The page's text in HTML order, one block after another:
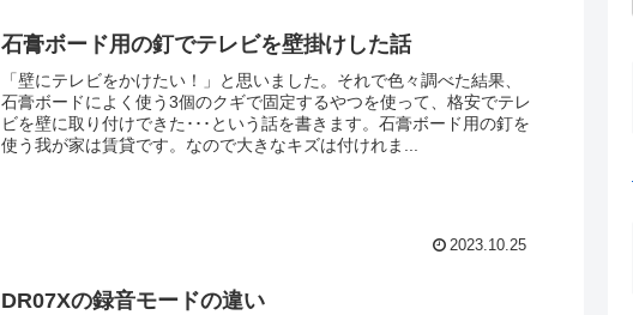
石膏ボード用の釘でテレビを壁掛けした話
「壁にテレビをかけたい！」と思いました。それで色々調べた結果、
石膏ボードによく使う3個のクギで固定するやつを使って、格安でテレ
ビを壁に取り付けできた･･･という話を書きます。石膏ボード用の釘を
使う我が家は賃貸です。なので大きなキズは付けれま...
2023.10.25
DR07Xの録音モードの違い